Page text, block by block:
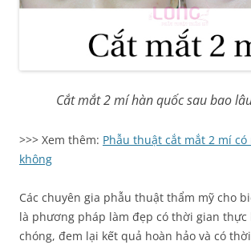
Cắt mắt 2 mí hàn quốc sau bao
>>> Xem thêm: Phẫu thuật cắt mắt 2 mí có
không
Các chuyên gia phẫu thuật thẩm mỹ cho
là phương pháp làm đẹp có thời gian thực
chóng, đem lại kết quả hoàn hảo và có